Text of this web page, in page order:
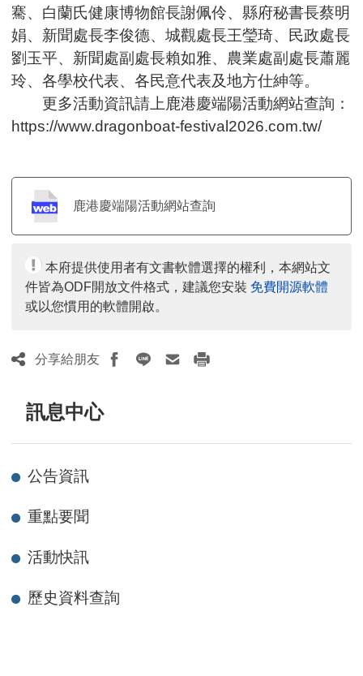
訊息中心
公告資訊
重點要聞
活動快訊
歷史資料查詢
騫、白蘭氏健康博物館長謝佩伶、縣府秘書長蔡明
娟、新聞處長李俊德、城觀處長王瑩琦、民政處長
劉玉平、新聞處副處長賴如雅、農業處副處長蕭麗
玲、各學校代表、各民意代表及地方仕紳等。
更多活動資訊請上鹿港慶端陽活動網站查詢：
https://www.dragonboat-festival2026.com.tw/
鹿港慶端陽活動網站查詢
本府提供使用者有文書軟體選擇的權利，本網站文
件皆為ODF開放文件格式，建議您安裝 免費開源軟體
或以您慣用的軟體開啟。
分享給朋友